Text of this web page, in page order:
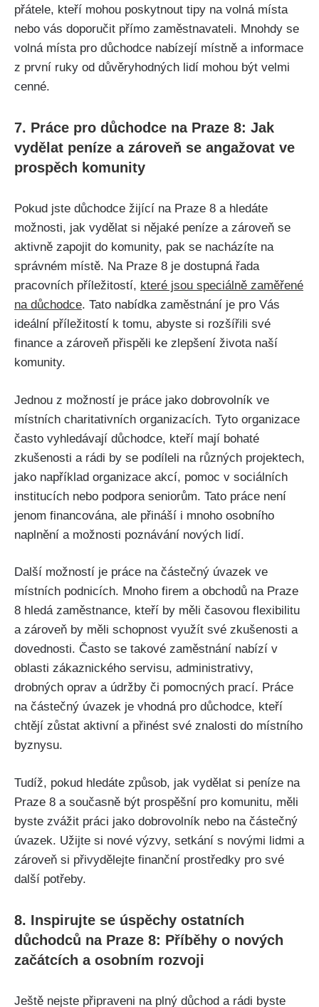
přátele, kteří mohou poskytnout tipy na volná místa
nebo vás doporučit přímo zaměstnavateli. Mnohdy se
volná místa pro důchodce nabízejí místně a informace
z první ruky od důvěryhodných lidí mohou být velmi
cenné.
7. Práce pro důchodce na Praze 8: Jak
vydělat peníze a zároveň se angažovat ve
prospěch komunity
Pokud jste důchodce žijící na Praze 8 a hledáte
možnosti, jak vydělat si nějaké peníze a zároveň se
aktivně zapojit do komunity, pak se nacházíte na
správném místě. Na Praze 8 je dostupná řada
pracovních příležitostí, které jsou speciálně zaměřené
na důchodce. Tato nabídka zaměstnání je pro Vás
ideální příležitostí k tomu, abyste si rozšířili své
finance a zároveň přispěli ke zlepšení života naší
komunity.
Jednou z možností je práce jako dobrovolník ve
místních charitativních organizacích. Tyto organizace
často vyhledávají důchodce, kteří mají bohaté
zkušenosti a rádi by se podíleli na různých projektech,
jako například organizace akcí, pomoc v sociálních
institucích nebo podpora seniorům. Tato práce není
jenom financována, ale přináší i mnoho osobního
naplnění a možnosti poznávání nových lidí.
Další možností je práce na částečný úvazek ve
místních podnicích. Mnoho firem a obchodů na Praze
8 hledá zaměstnance, kteří by měli časovou flexibilitu
a zároveň by měli schopnost využít své zkušenosti a
dovednosti. Často se takové zaměstnání nabízí v
oblasti zákaznického servisu, administrativy,
drobných oprav a údržby či pomocných prací. Práce
na částečný úvazek je vhodná pro důchodce, kteří
chtějí zůstat aktivní a přinést své znalosti do místního
byznysu.
Tudíž, pokud hledáte způsob, jak vydělat si peníze na
Praze 8 a současně být prospěšní pro komunitu, měli
byste zvážit práci jako dobrovolník nebo na částečný
úvazek. Užijte si nové výzvy, setkání s novými lidmi a
zároveň si přivydělejte finanční prostředky pro své
další potřeby.
8. Inspirujte se úspěchy ostatních
důchodců na Praze 8: Příběhy o nových
začátcích a osobním rozvoji
Ještě nejste připraveni na plný důchod a rádi byste